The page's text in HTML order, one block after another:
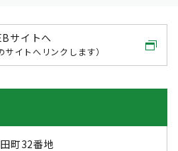
サイトへ
サイトへリンクします）
町32番地